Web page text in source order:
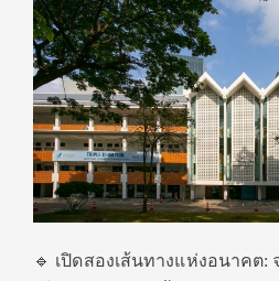
🔹 เปิดสองเส้นทางแห่งอนาคต: